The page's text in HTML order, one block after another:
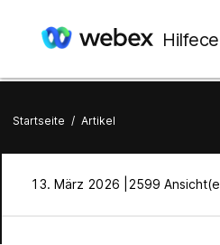
Startseite / Artikel
13. März 2026 | 2599